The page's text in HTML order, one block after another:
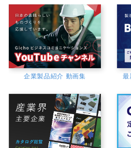
企業製品紹介 動画集 最